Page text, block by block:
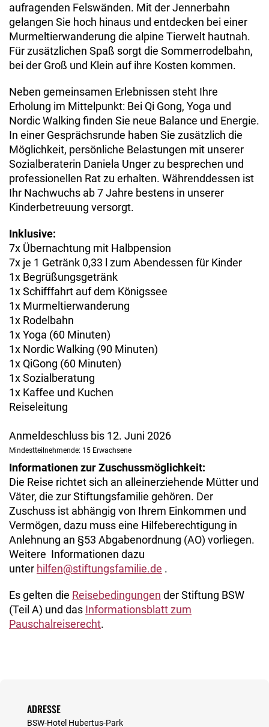
aufragenden Felswänden. Mit der Jennerbahn
gelangen Sie hoch hinaus und entdecken bei einer
Murmeltierwande­rung die alpine Tierwelt hautnah.
Für zusätzlichen Spaß sorgt die Sommerrodelbahn,
bei der Groß und Klein auf ihre Kosten kommen.
Neben gemeinsamen Erlebnissen steht Ihre
Erholung im Mittelpunkt: Bei Qi Gong, Yoga und
Nordic Walking finden Sie neue Balance und Energie.
In einer Gesprächsrunde haben Sie zusätzlich die
Möglichkeit, persönliche Belastungen mit unserer
Sozialberaterin Daniela Unger zu besprechen und
professionellen Rat zu erhalten. Währenddessen ist
Ihr Nachwuchs ab 7 Jahre bestens in unserer
Kinderbetreuung versorgt.
Inklusive:
7x Übernachtung mit Halbpension
7x je 1 Getränk 0,33 l zum Abendessen für Kinder
1x Begrüßungsgetränk
1x Schifffahrt auf dem Königssee
1x Murmeltierwanderung
1x Rodelbahn
1x Yoga (60 Minuten)
1x Nordic Walking (90 Minuten)
1x QiGong (60 Minuten)
1x Sozialberatung
1x Kaffee und Kuchen
Reiseleitung
Anmeldeschluss bis 12. Juni 2026
Mindestteilnehmende: 15 Erwachsene
Informationen zur Zuschussmöglichkeit:
Die Reise richtet sich an alleinerziehende Mütter und
Väter, die zur Stiftungsfamilie gehören. Der
Zuschuss ist abhängig von Ihrem Einkommen und
Vermögen, dazu muss eine Hilfeberechtigung in
Anlehnung an §53 Abgabenordnung (AO) vorliegen.
Weitere Informationen dazu
unter hilfen@stiftungsfamilie.de .
Es gelten die Reisebedingungen der Stiftung BSW
(Teil A) und das Informationsblatt zum
Pauschalreiserecht.
ADRESSE
BSW-Hotel Hubertus-Park